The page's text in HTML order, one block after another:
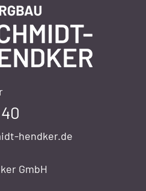
hendker.de
GmbH